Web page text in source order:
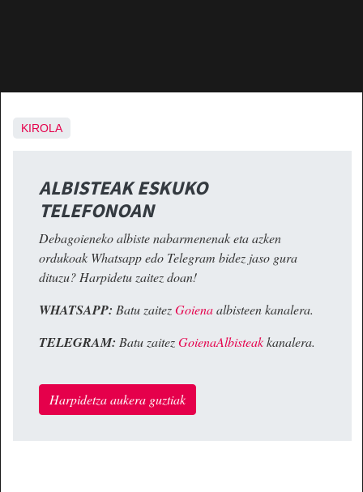
KIROLA
ALBISTEAK ESKUKO
TELEFONOAN
Debagoieneko albiste nabarmenenak eta azken
ordukoak Whatsapp edo Telegram bidez jaso gura
dituzu? Harpidetu zaitez doan!
WHATSAPP: Batu zaitezGoienaalbisteen kanalera.
TELEGRAM: Batu zaitezGoienaAlbisteakkanalera.
Harpidetza aukera guztiak